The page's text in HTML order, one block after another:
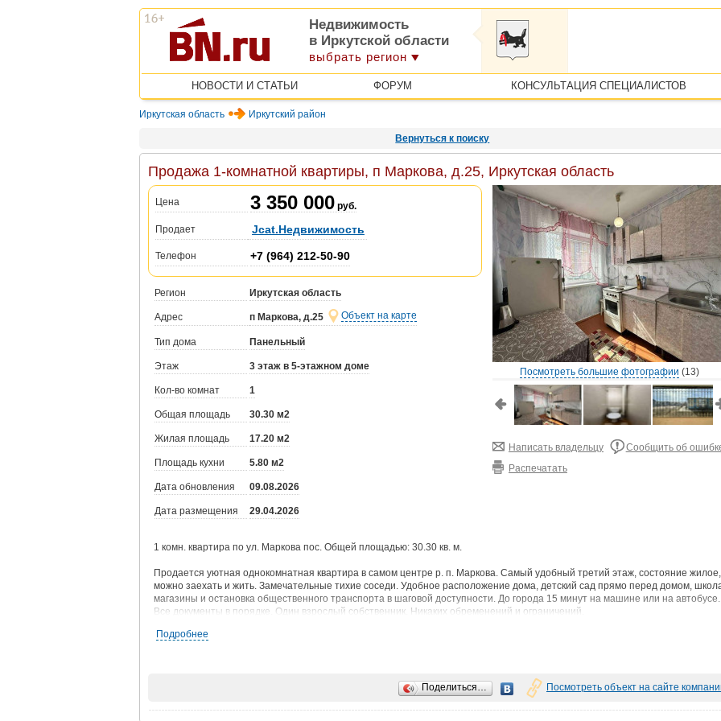
Недвижимость
в Иркутской области
выбрать регион
НОВОСТИ И СТАТЬИ ФОРУМ КОНСУЛЬТАЦИЯ СПЕЦИАЛИСТОВ
Иркутская область Иркутский район
Вернуться к поиску
Продажа 1-комнатной квартиры, п Маркова, д.25, Иркутская область
Цена 3 350 000 руб.
Продает Jcat.Недвижимость
Телефон +7 (964) 212-50-90
Регион Иркутская область
Адрес п Маркова, д.25 Объект на карте
Тип дома Панельный
Этаж 3 этаж в 5-этажном доме
Кол-во комнат 1
Общая площадь 30.30 м2
Жилая площадь 17.20 м2
Площадь кухни 5.80 м2
Дата обновления 09.08.2026
Дата размещения 29.04.2026
Посмотреть большие фотографии (13)
Написать владельцу
Сообщить об
Распечатать
1 комн. квартира по ул. Маркова пос. Общей площадью: 30.30 кв. м.
Продается уютная однокомнатная квартира в самом центре р. п. Маркова. Самый удобный третий этаж, состояние жилое,
можно заехать и жить. Замечательные тихие соседи. Удобное расположение дома, детский сад прямо перед домом,
магазины и остановка общественного транспорта в шаговой доступности. До города 15 минут на машине или на автобусе.
Все документы в порядке. Один взрослый собственник. Никаких обременений и ограничений.
Остались вопросы? Звоните. Все расскажу и организую просмотр квартиры.
Подробнее
Посмотреть объект на сайте
Поделиться…